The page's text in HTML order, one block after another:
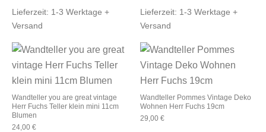
Lieferzeit: 1-3 Werktage +
Versand
Lieferzeit: 1-3 Werktage +
Versand
Wandteller you are great vintage
Herr Fuchs Teller klein mini 11cm
Blumen
24,00€
Wandteller Pommes Vintage Deko
Wohnen Herr Fuchs 19cm
29,00 €